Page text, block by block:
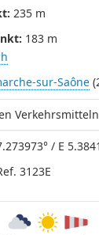
235 m
183 m
sur-Saône
/ E
3123E